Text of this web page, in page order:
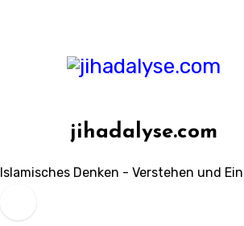
jihadalyse.com
Islamisches Denken - Verstehen und